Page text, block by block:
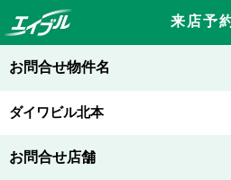
来店予
お問合せ物件名
ダイワビル北本
お問合せ店舗